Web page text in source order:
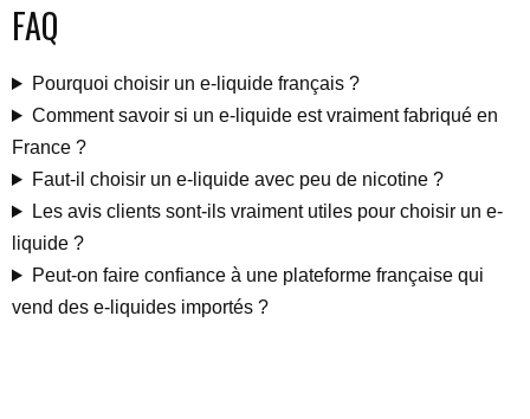
FAQ
Pourquoi choisir un e-liquide français ?
Comment savoir si un e-liquide est vraiment fabriqué en
France ?
Faut-il choisir un e-liquide avec peu de nicotine ?
Les avis clients sont-ils vraiment utiles pour choisir un e-
liquide ?
Peut-on faire confiance à une plateforme française qui
vend des e-liquides importés ?